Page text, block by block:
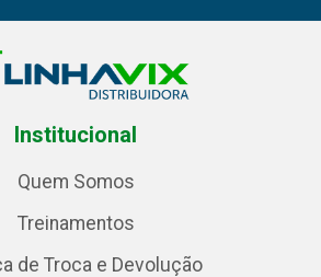
Institucional
Quem Somos
Treinamentos
de Troca e Devolução